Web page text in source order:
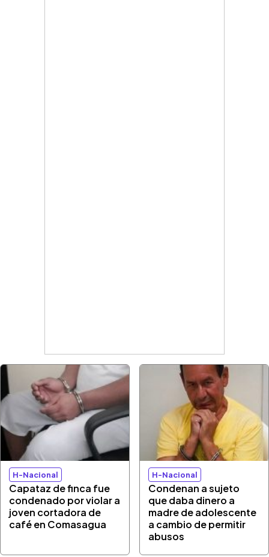
H-Nacional
Capataz de finca fue
condenado por violar a
joven cortadora de
café en Comasagua
H-Nacional
Condenan a sujeto
que daba dinero a
madre de adolescente
a cambio de permitir
abusos